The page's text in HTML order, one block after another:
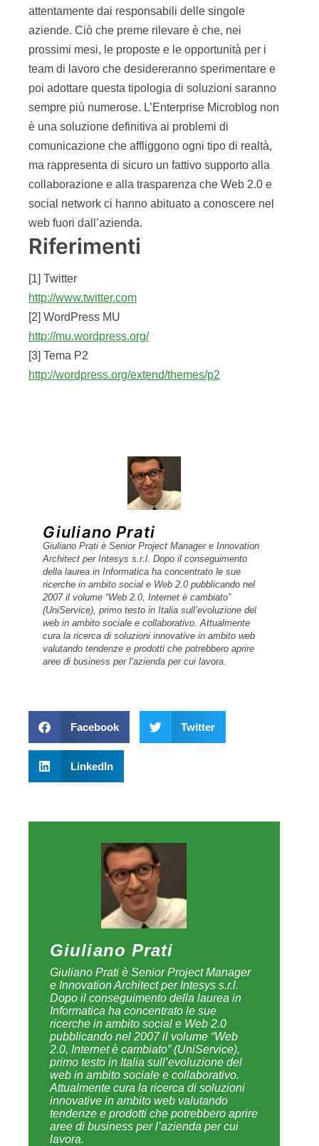
attentamente dai responsabili delle singole
aziende. Ciò che preme rilevare è che, nei
prossimi mesi, le proposte e le opportunità per i
team di lavoro che desidereranno sperimentare e
poi adottare questa tipologia di soluzioni saranno
sempre più numerose. L’Enterprise Microblog non
è una soluzione definitiva ai problemi di
comunicazione che affliggono ogni tipo di realtà,
ma rappresenta di sicuro un fattivo supporto alla
collaborazione e alla trasparenza che Web 2.0 e
social network ci hanno abituato a conoscere nel
web fuori dall’azienda.
Riferimenti
[1] Twitter
http://www.twitter.com
[2] WordPress MU
http://mu.wordpress.org/
[3] Tema P2
http://wordpress.org/extend/themes/p2
Giuliano Prati
Giuliano Prati è Senior Project Manager e Innovation
Architect per Intesys s.r.l. Dopo il conseguimento
della laurea in Informatica ha concentrato le sue
ricerche in ambito social e Web 2.0 pubblicando nel
2007 il volume “Web 2.0, Internet è cambiato”
(UniService), primo testo in Italia sull’evoluzione del
web in ambito sociale e collaborativo. Attualmente
cura la ricerca di soluzioni innovative in ambito web
valutando tendenze e prodotti che potrebbero aprire
aree di business per l’azienda per cui lavora.
Facebook Twitter
LinkedIn
Giuliano Prati
Giuliano Prati è Senior Project Manager
e Innovation Architect per Intesys s.r.l.
Dopo il conseguimento della laurea in
Informatica ha concentrato le sue
ricerche in ambito social e Web 2.0
pubblicando nel 2007 il volume “Web
2.0, Internet è cambiato” (UniService),
primo testo in Italia sull’evoluzione del
web in ambito sociale e collaborativo.
Attualmente cura la ricerca di soluzioni
innovative in ambito web valutando
tendenze e prodotti che potrebbero aprire
aree di business per l’azienda per cui
lavora.